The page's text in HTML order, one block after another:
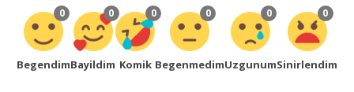
0
Begendim
0
Bayildim
0
Komik
0
Begenmedim
0
Uzgunum
0
Sinirlendim